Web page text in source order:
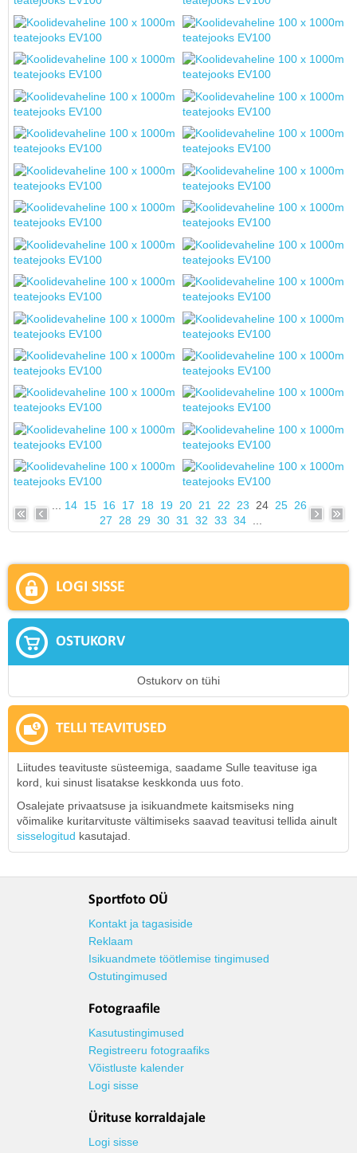
14 15 16 17 18 19 20 21 22 23 24 25 26
27
28 29 30 31 32 33 34...
LOGI SISSE
OSTUKORV
Ostukorv on tühi
TELLI TEAVITUSED
Liitudes teavituste süsteemiga, saadame Sulle teavituse iga
kord, kui sinust lisatakse keskkonda uus foto.
Osalejate privaatsuse ja isikuandmete kaitsmiseks ning
võimalike kuritarvituste vältimiseks saavad teavitusi tellida ainult
sisselogitud kasutajad.
Sportfoto OÜ
Kontakt ja tagasiside
Reklaam
Isikuandmete töötlemise tingimused
Ostutingimused
Fotograafile
Kasutustingimused
Registreeru fotograafiks
Võistluste kalender
Logi sisse
Ürituse korraldajale
Logi sisse